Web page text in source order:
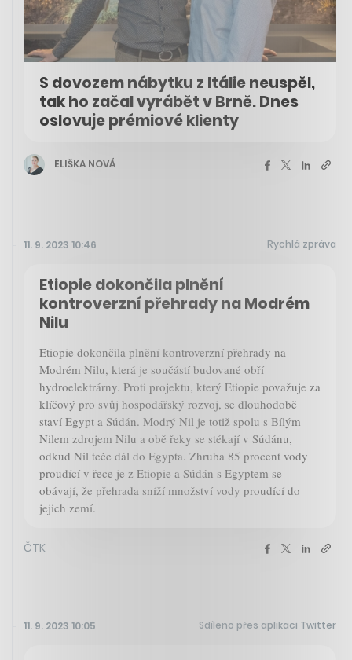
S dovozem nábytku z Itálie neuspěl,
tak ho začal vyrábět v Brně. Dnes
oslovuje prémiové klienty
ELIŠKA NOVÁ
11. 9. 2023 10:46 Rychlá zpráva
Etiopie dokončila plnění
kontroverzní přehrady na Modrém
Nilu
Etiopie dokončila plnění kontroverzní přehrady na
Modrém Nilu, která je součástí budované obří
hydroelektrárny. Proti projektu, který Etiopie považuje za
klíčový pro svůj hospodářský rozvoj, se dlouhodobě
staví Egypt a Súdán. Modrý Nil je totiž spolu s Bílým
Nilem zdrojem Nilu a obě řeky se stékají v Súdánu,
odkud Nil teče dál do Egypta. Zhruba 85 procent vody
proudící v řece je z Etiopie a Súdán s Egyptem se
obávají, že přehrada sníží množství vody proudící do
jejich zemí.
ČTK
11. 9. 2023 10:05 Sdíleno přes aplikaci Twitter